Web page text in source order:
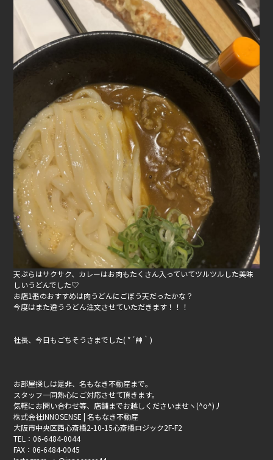
天ぷらはサクサク、カレーはお肉もたくさん入っていてツルツルした美味
しいうどんでした♡
お店1番のおすすめは肉うどんにごぼう天だったかな？
今度はまた違ううどん注文させていただきます！！！
社長、今日もごちそうさまでした( *´艸｀)
お部屋探しは是非、名もなき不動産まで。
スタッフ一同熱心にご対応させて頂きます。
気軽にお問い合わせ等、店舗までお越しくださいませヽ(^o^)丿
株式会社INNOSENSE | 名もなき不動産
大阪市中央区西心斎橋2-10-15心斎橋ロジック2F-F2
TEL：06-6484-0044
FAX：06-6484-0045